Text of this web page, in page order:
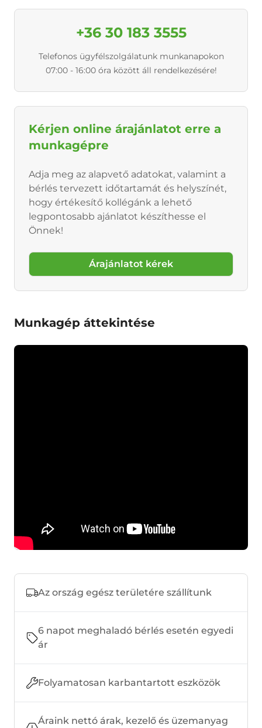
+36 30 183 3555
Telefonos ügyfélszolgálatunk munkanapokon
07:00 - 16:00 óra között áll rendelkezésére!
Kérjen online árajánlatot erre a
munkagépre
Adja meg az alapvető adatokat, valamint a
bérlés tervezett időtartamát és helyszínét,
hogy értékesítő kollégánk a lehető
legpontosabb ajánlatot készíthesse el
Önnek!
Árajánlatot kérek
Munkagép áttekintése
Az ország egész területére szállítunk
6 napot meghaladó bérlés esetén egyedi
ár
Folyamatosan karbantartott eszközök
Áraink nettó árak, kezelő és üzemanyag